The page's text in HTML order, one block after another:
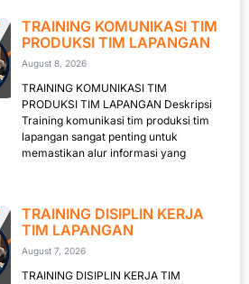
TRAINING KOMUNIKASI TIM
PRODUKSI TIM LAPANGAN
August 8, 2026
TRAINING KOMUNIKASI TIM
PRODUKSI TIM LAPANGAN Deskripsi
Training komunikasi tim produksi tim
lapangan sangat penting untuk
memastikan alur informasi yang
TRAINING DISIPLIN KERJA
TIM LAPANGAN
August 7, 2026
TRAINING DISIPLIN KERJA TIM